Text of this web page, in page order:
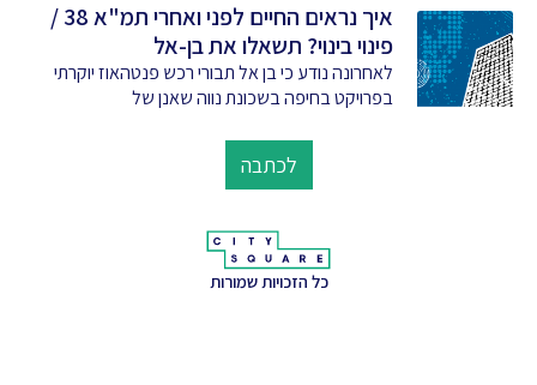
איך נראים החיים לפני ואחרי תמ"א 38 /
פינוי בינוי? תשאלו את בן-אל
לאחרונה נודע כי בן אל תבורי רכש פנטהאוז יוקרתי
בפרויקט בחיפה בשכונת נווה שאנן של
לכתבה
כל הזכויות שמורות